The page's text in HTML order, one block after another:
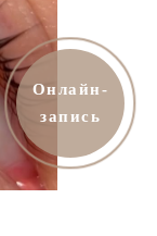
Онлайн-
запись